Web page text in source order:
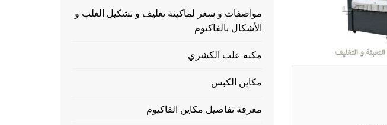
مواصفات و سعر لماكينة تغليف و تشكيل العلب و
الأشكال بالفاكيوم
مكنه علب الكشري
مكاين الكبس
معرفة تفاصيل مكاين الفاكيوم